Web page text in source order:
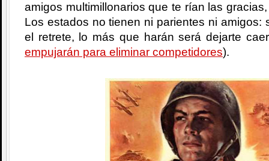
amigos multimillonarios que te rían las
Los estados no tienen ni parientes ni amigos:
el retrete, lo más que harán será dejarte
empujarán para eliminar competidores).